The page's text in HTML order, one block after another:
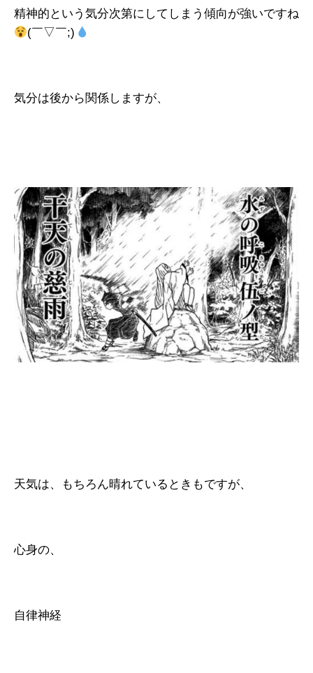
精神的という気分次第にしてしまう傾向が強いですね
(￣▽￣;)
気分は後から関係しますが、
天気は、もちろん晴れているときもですが、
心身の、
自律神経